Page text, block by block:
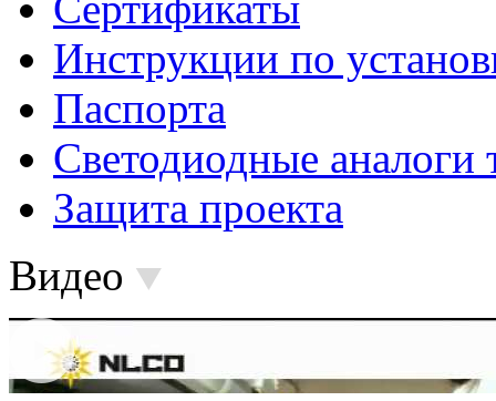
Инструкции по
Паспорта
Светодиодные аналоги
Защита проекта
Видео